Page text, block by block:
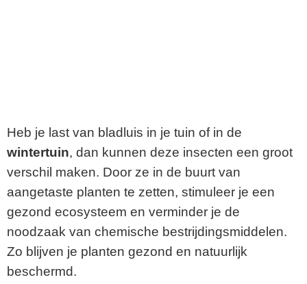
Heb je last van bladluis in je tuin of in de
wintertuin, dan kunnen deze insecten een groot
verschil maken. Door ze in de buurt van
aangetaste planten te zetten, stimuleer je een
gezond ecosysteem en verminder je de
noodzaak van chemische bestrijdingsmiddelen.
Zo blijven je planten gezond en natuurlijk
beschermd.